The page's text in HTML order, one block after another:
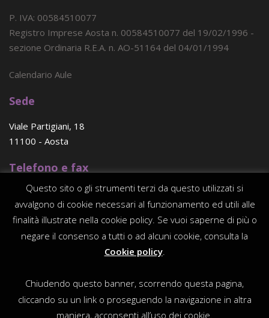
P. IVA: 00584510077
Registro Imprese Aosta n. 00584510077 del 19/02/1996 -
sezione Ordinaria R.E.A. n. AO-51164 del 04/01/1994
Calendario Aule
Sede
Viale Partigiani, 18
11100 - Aosta
Telefono e fax
(+39) 0165 - 23 96 56
E-mail
consorzio@traitdunion.org
consorziotraitdunion@legalmail.it
Questo sito o gli strumenti terzi da questo utilizzati si
avvalgono di cookie necessari al funzionamento ed utili alle
finalità illustrate nella cookie policy. Se vuoi saperne di più o
negare il consenso a tutti o ad alcuni cookie, consulta la
Cookie policy.
Chiudendo questo banner, scorrendo questa pagina,
cliccando su un link o proseguendo la navigazione in altra
maniera, acconsenti all’uso dei cookie.